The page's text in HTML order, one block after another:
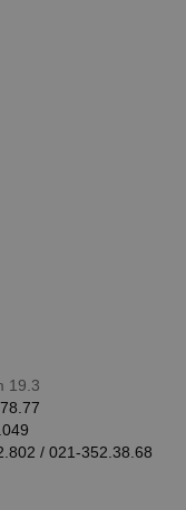
19.3
/ 021-352.38.68